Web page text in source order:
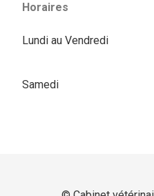
Horaires
Lundi au Vendredi
Samedi